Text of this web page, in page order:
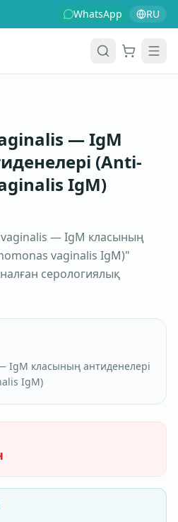
WhatsApp RU
— IgM
(Аnti-
IgM)
— IgM класының
vaginalis IgM)"
серологиялық
IgM класының антиденелері
IgM)